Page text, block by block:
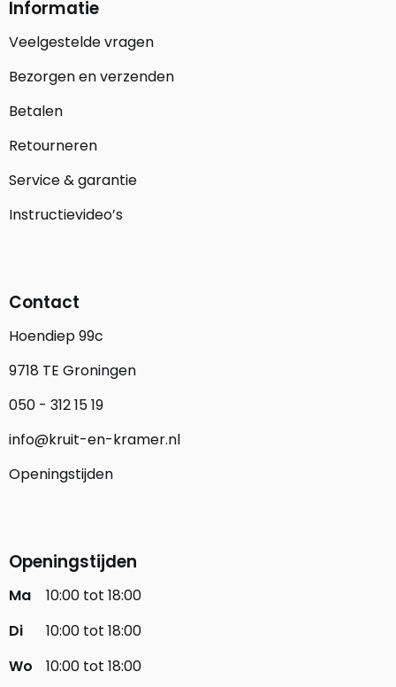
Informatie
Veelgestelde vragen
Bezorgen en verzenden
Betalen
Retourneren
Service & garantie
Instructievideo’s
Contact
Hoendiep 99c
9718 TE Groningen
050 - 312 15 19
info@kruit-en-kramer.nl
Openingstijden
Openingstijden
Ma
10:00 tot 18:00
Di
10:00 tot 18:00
Wo
10:00 tot 18:00